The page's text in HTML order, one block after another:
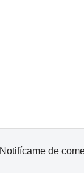
Notifícame de